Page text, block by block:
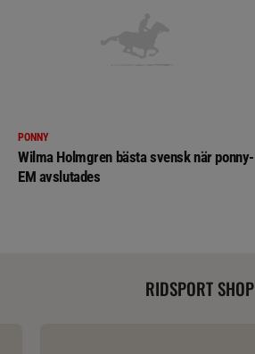
PONNY
Wilma Holmgren bästa svensk när ponny-
EM avslutades
RIDSPORT SHOP